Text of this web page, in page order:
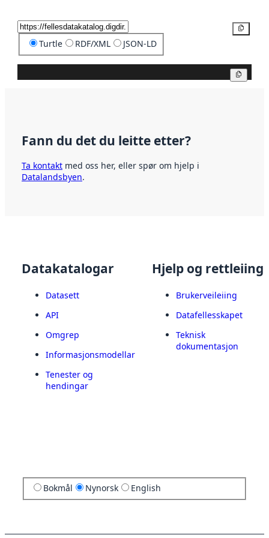
Turtle RDF/XML JSON-LD
Fann du det du leitte etter?
Ta kontakt med oss her, eller spør om hjelp i
Datalandsbyen.
Datakatalogar
Datasett
API
Omgrep
Informasjonsmodellar
Tenester og
hendingar
Hjelp og rettleiing
Brukerveileiing
Datafellesskapet
Teknisk
dokumentasjon
Bokmål Nynorsk English